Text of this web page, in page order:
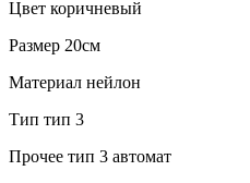
Цвет коричневый
Размер 20см
Материал нейлон
Тип тип 3
Прочее тип 3 автомат